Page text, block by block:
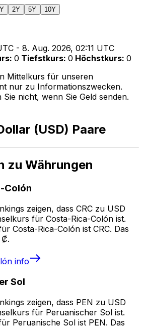
2Y 5Y 10Y
- 8. Aug. 2026, 02:11 UTC
: 0 Tiefstkurs: 0 Höchstkurs: 0
Mittelkurs für unseren
nur zu Informationszwecken.
nicht, wenn Sie Geld senden.
(USD) Paare
zu Währungen
Colón
zeigen, dass CRC zu USD
für Costa-Rica-Colón ist.
Costa-Rica-Colón ist CRC. Das
₡.
info
Sol
zeigen, dass PEN zu USD
für Peruanischer Sol ist.
Peruanische Sol ist PEN. Das